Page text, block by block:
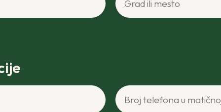
Broj telefona u matičnoj